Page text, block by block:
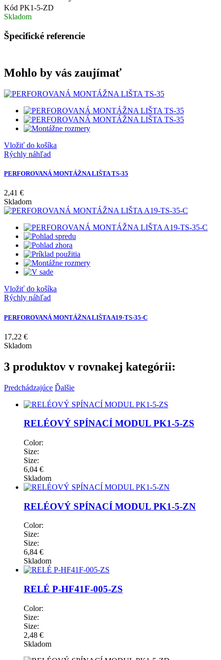
Kód PK1-5-ZD
Skladom
Špecifické referencie
Mohlo by vás zaujímať
Vložiť do košíka
Rýchly náhľad
PERFOROVANÁ MONTÁŽNA LIŠTA TS-35
2,41 €
Skladom
Vložiť do košíka
Rýchly náhľad
PERFOROVANÁ MONTÁŽNA LIŠTA A19-TS-35-C
17,22 €
Skladom
3 produktov v rovnakej kategórii:
Predchádzajúce Ďalšie
RELÉOVÝ SPÍNACÍ MODUL PK1-5-ZS
Color:
Size:
Size:
6,04 €
Skladom
RELÉOVÝ SPÍNACÍ MODUL PK1-5-ZN
Color:
Size:
Size:
6,84 €
Skladom
RELÉ P-HF41F-005-ZS
Color:
Size:
Size:
2,48 €
Skladom